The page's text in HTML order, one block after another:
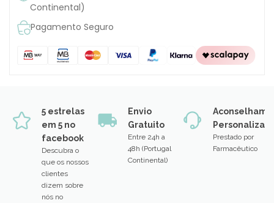
Continental)
Pagamento Seguro
5 estrelas
em 5 no
facebook
Descubra o
que os nossos
clientes
dizem sobre
nós no
Envio
Gratuito
Entre 24h a
48h (Portugal
Continental)
Prestado por
Farmacêutico